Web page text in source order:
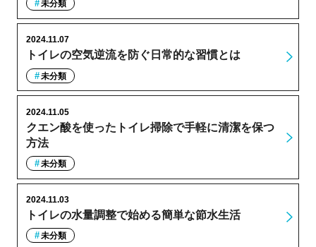
未分類
トイレの空気逆流を防ぐ日常的な習慣とは
2024.11.07
未分類
クエン酸を使ったトイレ掃除で手軽に清潔を保つ
方法
2024.11.05
未分類
トイレの水量調整で始める簡単な節水生活
2024.11.03
未分類